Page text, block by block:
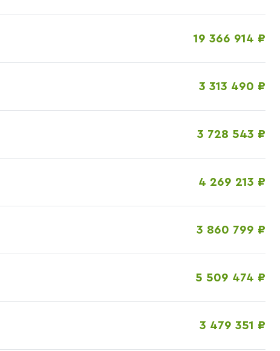
19 366 914 ₽
3 313 490 ₽
3 728 543 ₽
4 269 213 ₽
3 860 799 ₽
5 509 474 ₽
3 479 351 ₽